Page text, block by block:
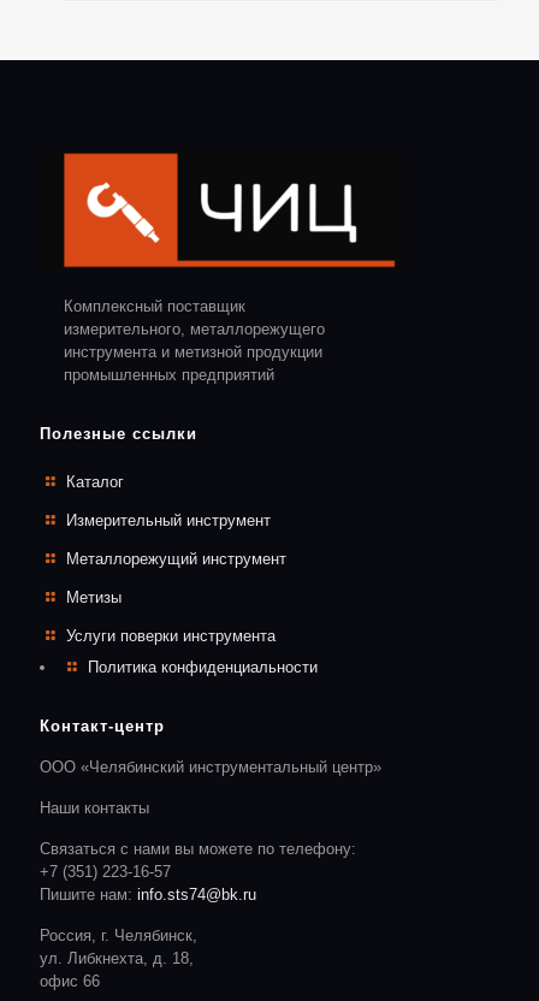
Комплексный поставщик
измерительного, металлорежущего
инструмента и метизной продукции
промышленных предприятий
Полезные ссылки
Каталог
Измерительный инструмент
Металлорежущий инструмент
Метизы
Услуги поверки инструмента
Политика конфиденциальности
Контакт-центр
ООО «Челябинский инструментальный центр»
Наши контакты
Связаться с нами вы можете по телефону:
+7 (351) 223-16-57
Пишите нам: info.sts74@bk.ru
Россия, г. Челябинск,
ул. Либкнехта, д. 18,
офис 66